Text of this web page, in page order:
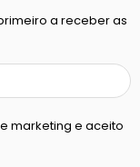
primeiro a receber as
marketing e aceito